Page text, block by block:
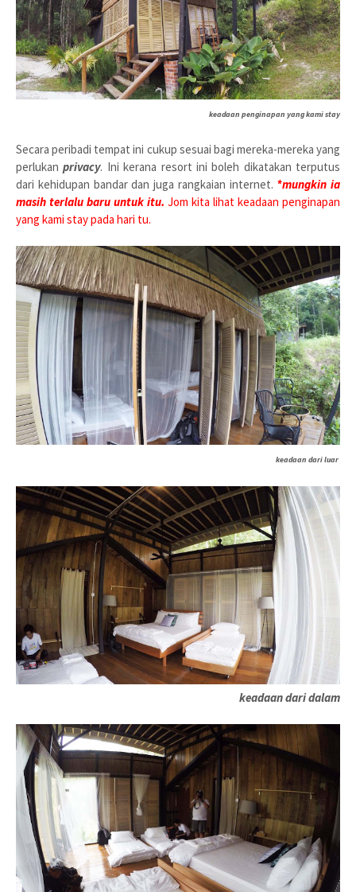
keadaan penginapan yang kami stay
Secara peribadi tempat ini cukup sesuai bagi mereka-mereka yang
perlukanprivacy. Ini kerana resort ini boleh dikatakan terputus
dari kehidupan bandar dan juga rangkaian internet. *mungkin ia
masih terlalu baru untuk itu. Jom kita lihat keadaan penginapan
yang kami stay pada hari tu.
keadaan dari luar
keadaan dari dalam